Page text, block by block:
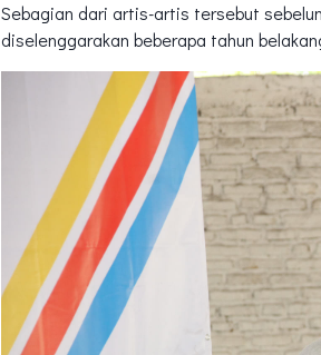
Sebagian dari artis-artis tersebut
diselenggarakan beberapa tahun